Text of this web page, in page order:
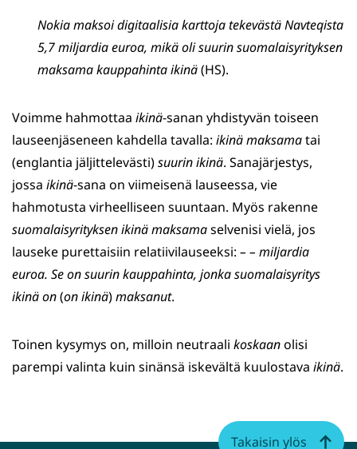
Nokia maksoi digitaalisia karttoja tekevästä Navteqista
5,7 miljardia euroa, mikä oli suurin suomalaisyrityksen
maksama kauppahinta ikinä(HS).
Voimme hahmottaa ikinä-sanan yhdistyvän toiseen
lauseenjäseneen kahdella tavalla: ikinä maksamatai
(englantia jäljittelevästi)suurin ikinä. Sanajärjestys,
jossa ikinä-sana on viimeisenä lauseessa, vie
hahmotusta virheelliseen suuntaan. Myös rakenne
suomalaisyrityksen ikinä maksamaselvenisi vielä, jos
lauseke purettaisiin relatiivilauseeksi: – – miljardia
euroa. Se on suurin kauppahinta, jonka suomalaisyritys
ikinä on(on ikinä)maksanut.
Toinen kysymys on, milloin neutraali koskaanolisi
parempi valinta kuin sinänsä iskevältä kuulostava ikinä.
Takaisin ylös